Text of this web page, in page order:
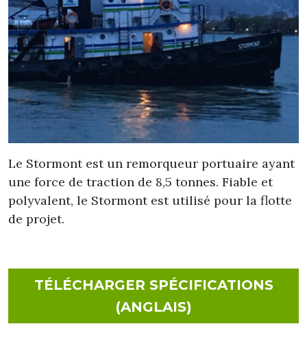
Le Stormont est un remorqueur portuaire ayant
une force de traction de 8,5 tonnes. Fiable et
polyvalent, le Stormont est utilisé pour la flotte
de projet.
TÉLÉCHARGER SPÉCIFICATIONS
(ANGLAIS)FOR